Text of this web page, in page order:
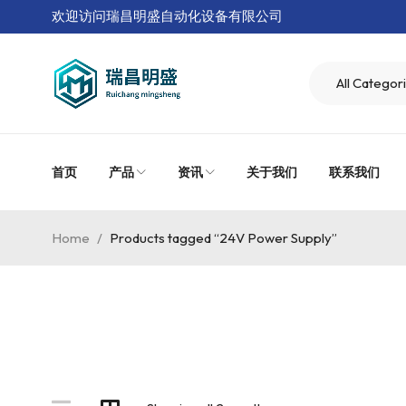
欢迎访问瑞昌明盛自动化设备有限公司
首页 产品 资讯 关于我们 联系我们
Home / Products tagged “24V Power Supply”